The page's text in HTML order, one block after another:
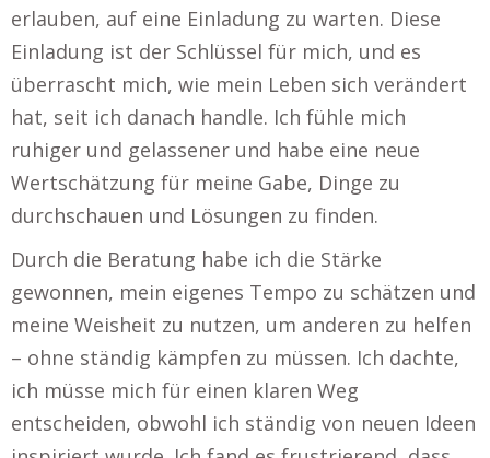
erlauben, auf eine Einladung zu warten. Diese
Einladung ist der Schlüssel für mich, und es
überrascht mich, wie mein Leben sich verändert
hat, seit ich danach handle. Ich fühle mich
ruhiger und gelassener und habe eine neue
Wertschätzung für meine Gabe, Dinge zu
durchschauen und Lösungen zu finden.
Durch die Beratung habe ich die Stärke
gewonnen, mein eigenes Tempo zu schätzen und
meine Weisheit zu nutzen, um anderen zu helfen
– ohne ständig kämpfen zu müssen. Ich dachte,
ich müsse mich für einen klaren Weg
entscheiden, obwohl ich ständig von neuen Ideen